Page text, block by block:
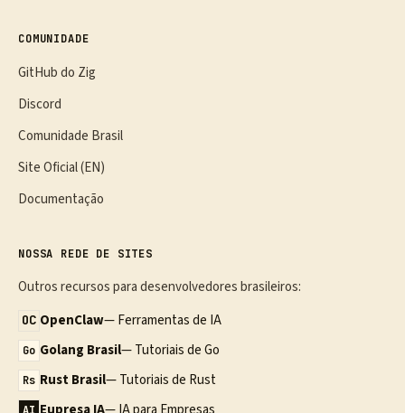
COMUNIDADE
GitHub do Zig
Discord
Comunidade Brasil
Site Oficial (EN)
Documentação
NOSSA REDE DE SITES
Outros recursos para desenvolvedores brasileiros:
OC OpenClaw— Ferramentas de IA
Go Golang Brasil— Tutoriais de Go
Rs Rust Brasil— Tutoriais de Rust